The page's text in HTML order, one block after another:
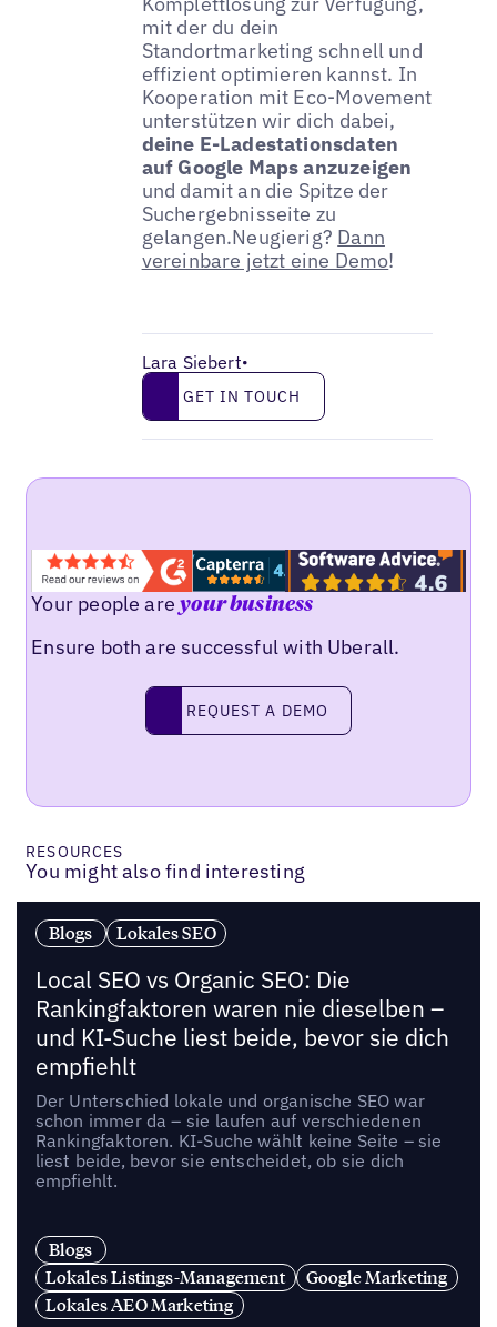
mit der du dein
Standortmarketing schnell und
effizient optimieren kannst. In
Kooperation mit Eco-Movement
unterstützen wir dich dabei,
deine E-Ladestationsdaten
auf Google Maps anzuzeigen
und damit an die Spitze der
Suchergebnisseite zu
gelangen.Neugierig? Dann
vereinbare jetzt eine Demo!
Lara Siebert•
Get in touch
GET IN TOUCH
Your people areyour business
Ensure both are successful with Uberall.
Request a demo
REQUEST A DEMO
RESOURCES
You might also find interesting
Blogs Lokales SEO
Local SEO vs Organic SEO: Die
Rankingfaktoren waren nie dieselben –
und KI-Suche liest beide, bevor sie dich
empfiehlt
Der Unterschied lokale und organische SEO war
schon immer da – sie laufen auf verschiedenen
Rankingfaktoren. KI-Suche wählt keine Seite – sie
liest beide, bevor sie entscheidet, ob sie dich
empfiehlt.
Blogs
Lokales Listings-Management
Google Marketing
Lokales AEO Marketing